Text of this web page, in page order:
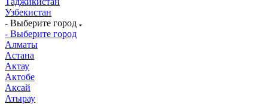
Узбекистан
- Выберите город
- Выберите город
Алматы
Астана
Актау
Актобе
Аксай
Атырау